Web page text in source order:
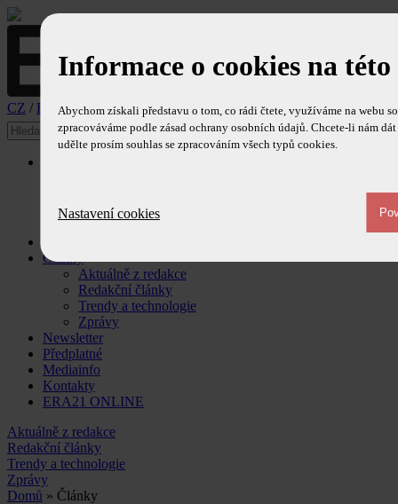
CZ / EN
Redakční rada
Články
Aktuálně z redakce
Redakční články
Trendy a technologie
Zprávy
Newsletter
Předplatné
Mediainfo
Kontakty
ERA21 ONLINE
Aktuálně z redakce
Redakční články
Trendy a technologie
Zprávy
Domů » Články
Informace o cookies na této
Abychom získali představu o tom, co rádi čtete, využíváme na webu
zpracováváme podle zásad ochrany osobních údajů. Chcete-li nám
udělte prosím souhlas se zpracováním všech typů cookies.
Nastavení cookies